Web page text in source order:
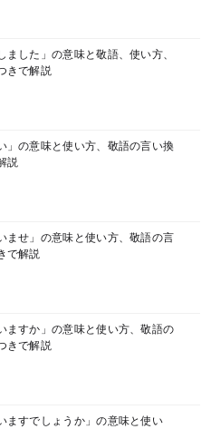
ました」の意味と敬語、使い方、
きで解説
」の意味と使い方、敬語の言い換
説
ませ」の意味と使い方、敬語の言
で解説
ますか」の意味と使い方、敬語の
きで解説
ますでしょうか」の意味と使い